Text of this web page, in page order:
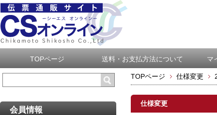
TOPページ 送料・お支払方法について マ
TOPページ 仕様変更
仕様変更
会員情報